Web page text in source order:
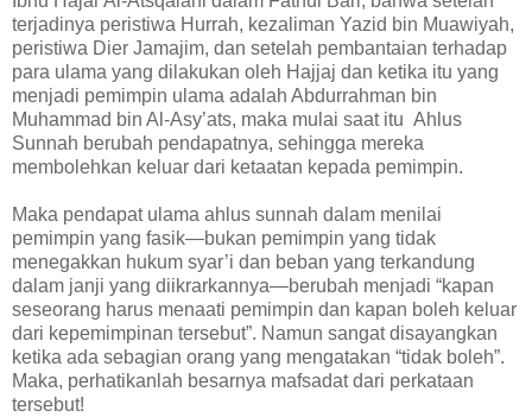
terjadinya peristiwa Hurrah, kezaliman Yazid bin Muawiyah,
peristiwa Dier Jamajim, dan setelah pembantaian terhadap
para ulama yang dilakukan oleh Hajjaj dan ketika itu yang
menjadi pemimpin ulama adalah Abdurrahman bin
Muhammad bin Al-Asy’ats, maka mulai saat itu Ahlus
Sunnah berubah pendapatnya, sehingga mereka
membolehkan keluar dari ketaatan kepada pemimpin.
Maka pendapat ulama ahlus sunnah dalam menilai
pemimpin yang fasik—bukan pemimpin yang tidak
menegakkan hukum syar’i dan beban yang terkandung
dalam janji yang diikrarkannya—berubah menjadi “kapan
seseorang harus menaati pemimpin dan kapan boleh keluar
dari kepemimpinan tersebut”. Namun sangat disayangkan
ketika ada sebagian orang yang mengatakan “tidak boleh”.
Maka, perhatikanlah besarnya mafsadat dari perkataan
tersebut!